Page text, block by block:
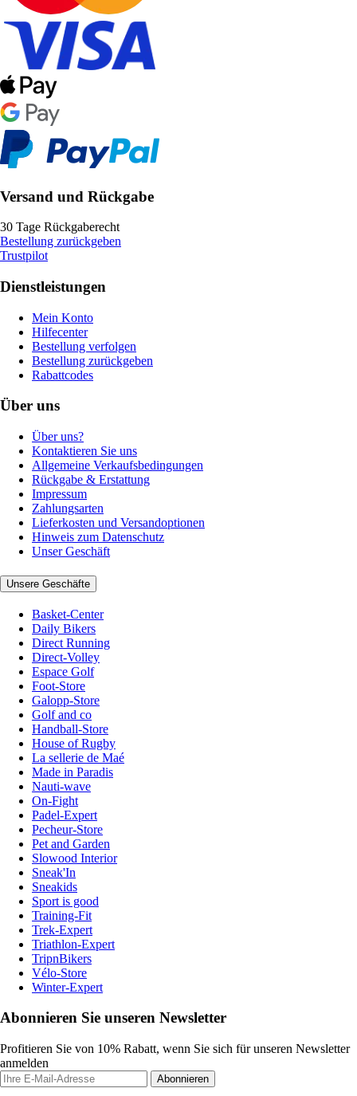
Versand und Rückgabe
30 Tage Rückgaberecht
Bestellung zurückgeben
Trustpilot
Dienstleistungen
Mein Konto
Hilfecenter
Bestellung verfolgen
Bestellung zurückgeben
Rabattcodes
Über uns
Über uns?
Kontaktieren Sie uns
Allgemeine Verkaufsbedingungen
Rückgabe & Erstattung
Impressum
Zahlungsarten
Lieferkosten und Versandoptionen
Hinweis zum Datenschutz
Unser Geschäft
Unsere Geschäfte
Basket-Center
Daily Bikers
Direct Running
Direct-Volley
Espace Golf
Foot-Store
Galopp-Store
Golf and co
Handball-Store
House of Rugby
La sellerie de Maé
Made in Paradis
Nauti-wave
On-Fight
Padel-Expert
Pecheur-Store
Pet and Garden
Slowood Interior
Sneak'In
Sneakids
Sport is good
Training-Fit
Trek-Expert
Triathlon-Expert
TripnBikers
Vélo-Store
Winter-Expert
Abonnieren Sie unseren Newsletter
Profitieren Sie von 10% Rabatt, wenn Sie sich für unseren Newsletter
anmelden
Abonnieren